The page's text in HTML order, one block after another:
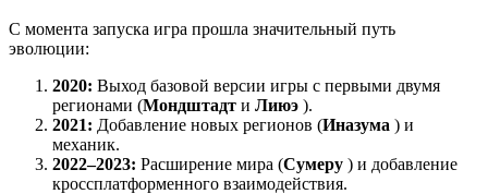
С момента запуска игра прошла значительный путь
эволюции:
2020: Выход базовой версии игры с первыми двумя
регионами (Мондштадт и Лиюэ ).
2021: Добавление новых регионов (Иназума ) и
механик.
2022–2023: Расширение мира (Сумеру ) и добавление
кроссплатформенного взаимодействия.